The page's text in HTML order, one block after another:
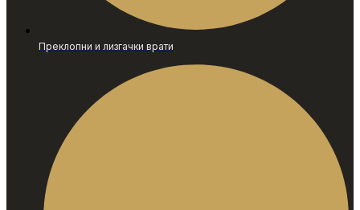
Преклопни и лизгачки врати